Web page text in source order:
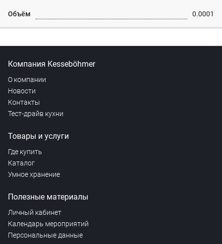
Объём 0.0001
Компания Kesseböhmer
О компании
Новости
Контакты
Тест-драйв кухни
Товары и услуги
Где купить
Каталог
Умное хранение
Полезные материалы
Личный кабинет
Календарь мероприятий
Персональные данные